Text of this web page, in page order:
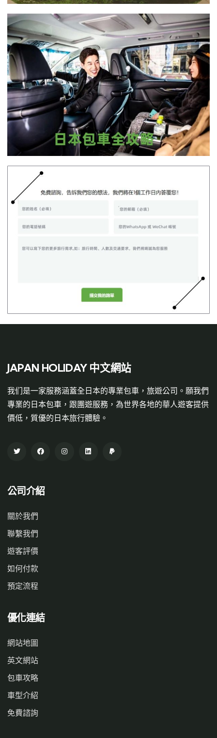
JAPAN HOLIDAY 中文網站
我们是一家服務涵蓋全日本的專業包車，旅遊公司。願我們
專業的日本包車，跟團遊服務，為世界各地的華人遊客提供
價低，質優的日本旅行體驗。
公司介紹
關於我們
聯繫我們
遊客評價
如何付款
預定流程
優化連結
網站地圖
英文網站
包車攻略
車型介紹
免費諮詢